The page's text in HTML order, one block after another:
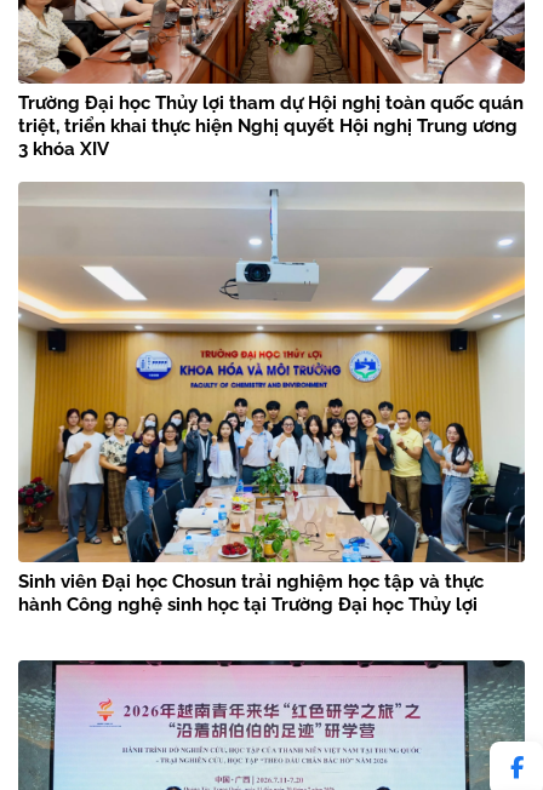
Trường Đại học Thủy lợi tham dự Hội nghị toàn quốc quán
triệt, triển khai thực hiện Nghị quyết Hội nghị Trung ương
3 khóa XIV
Sinh viên Đại học Chosun trải nghiệm học tập và thực
hành Công nghệ sinh học tại Trường Đại học Thủy lợi